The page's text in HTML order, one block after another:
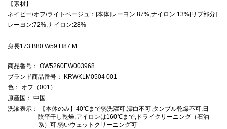
【素材】
ネイビー/オフ/ライトベージュ：[本体]レーヨン:87%,ナイロン:13%[リブ部分]
レーヨン:72%,ナイロン:28%
身長173 B80 W59 H87 M
商品番号 ： OW5260EW003968
ブランド商品番号 ： KRWKLM0504 001
色 ： オフ（001）
原産国 ： 中国
洗濯表示 ： 【本体のみ】40℃まで弱洗濯可,漂白不可,タンブル乾燥不可,日
陰平干し乾燥,アイロンは160℃まで,ドライクリーニング（石油
系）可,弱いウェットクリーニング可